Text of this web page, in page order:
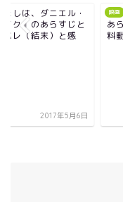
映画
『パージ：大統領令』の
あらすじ・ネタバレ！無
料動画も紹介
2017年4月24日